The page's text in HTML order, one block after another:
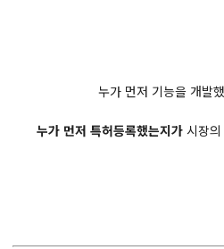
누가 먼저 기능을 개발
누가 먼저 특허등록했는지가 시장